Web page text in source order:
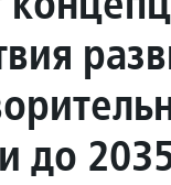
до